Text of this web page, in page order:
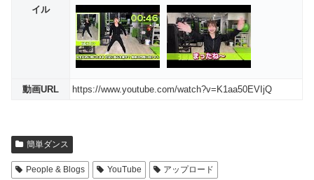
イル
動画URL https://www.youtube.com/watch?v=K1aa50EVIjQ
簡単ダンス
People & Blogs YouTube
アップロード